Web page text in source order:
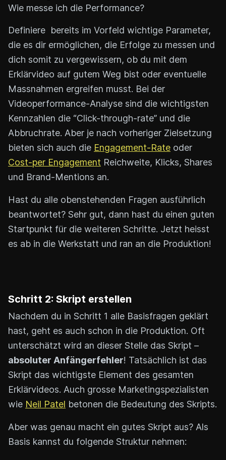
Wie messe ich die Performance?
Definiere bereits im Vorfeld wichtige Parameter,
die es dir ermöglichen, die Erfolge zu messen und
dich somit zu vergewissern, ob du mit dem
Erklärvideo auf gutem Weg bist oder eventuelle
Massnahmen ergreifen musst. Bei der
Videoperformance-Analyse sind die wichtigsten
Kennzahlen die “Click-through-rate” und die
Abbruchrate. Aber je nach vorheriger Zielsetzung
bieten sich auch die Engagement-Rate oder
Cost-per Engagement Reichweite, Klicks, Shares
und Brand-Mentions an.
Hast du alle obenstehenden Fragen ausführlich
beantwortet? Sehr gut, dann hast du einen guten
Startpunkt für die weiteren Schritte. Jetzt heisst
es ab in die Werkstatt und ran an die Produktion!
Schritt 2: Skript erstellen
Nachdem du in Schritt 1 alle Basisfragen geklärt
hast, geht es auch schon in die Produktion. Oft
unterschätzt wird an dieser Stelle das Skript –
absoluter Anfängerfehler! Tatsächlich ist das
Skript das wichtigste Element des gesamten
Erklärvideos. Auch grosse Marketingspezialisten
wie Neil Patel betonen die Bedeutung des Skripts.
Aber was genau macht ein gutes Skript aus? Als
Basis kannst du folgende Struktur nehmen: